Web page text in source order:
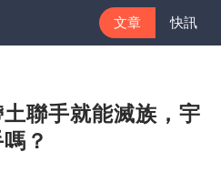
文章 快訊
聯手就能滅族，宇
？